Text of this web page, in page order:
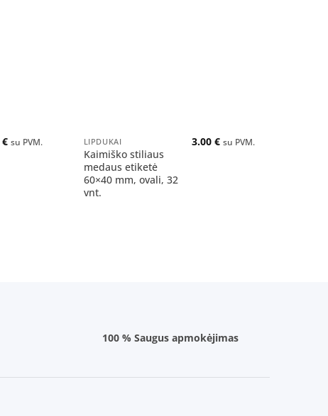
€ su PVM. LIPDUKAI
Kaimiško stiliaus
medaus etiketė
60×40 mm, ovali, 32
vnt.
3.00 € su PVM.
100 % Saugus apmokėjimas